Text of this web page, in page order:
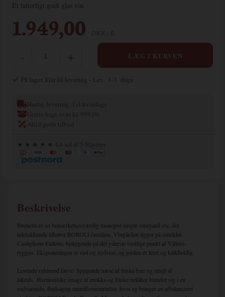
Et latterligt godt glas vin.
1.949,00
- +
På lager, klar til levering - Lev. 1-3 dage
Hurtig levering, 1-3 hverdage
Gratis fragt over kr. 999,00
Altid gode tilbud
★ ★ ★ ★ ★ 4,6 ud af 5 Stjerner
Beskrivelse
Brunella er en bemærkelsesværdig monopol single-vineyard cru, der
udelukkende tilhører BOROLI familien. Vingården ligger på området
Castiglione Falletto, beliggende på det yderste vestlige punkt af Villero-
ryggen. Eksponeringen er syd og sydvest, og jorden er leret og kalkholdig.
Levende rubinrød farve. Spøgende næse af friske bær og strejf af
lakrids. Harmoniske smage af mokka og friske nelliker blander sig i en
vedvarende, fløjlsagtig mundfornemmelse, hvor eg bringer en afbalanceret